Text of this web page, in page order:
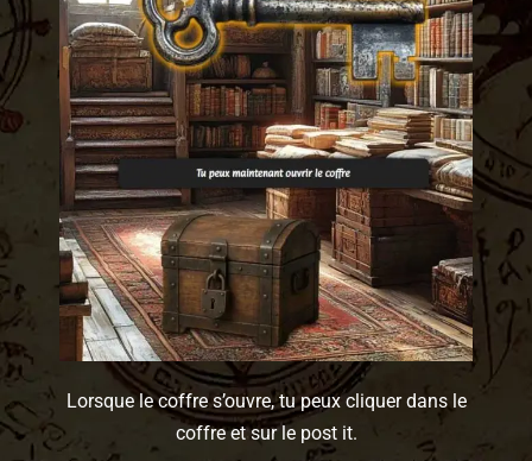
Lorsque le coffre s’ouvre, tu peux cliquer dans le
coffre et sur le post it.